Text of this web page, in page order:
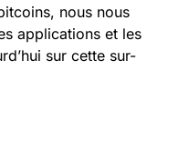
nous nous
applications et les
sur cette sur-